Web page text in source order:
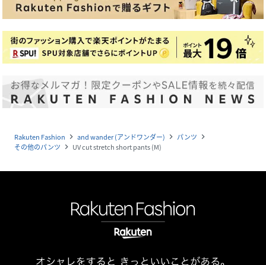
Rakuten Fashion navigate_next and wander (アンドワンダー) navigate_next パンツ navigate_next
その他のパンツ navigate_next UV cut stretch short pants (M)